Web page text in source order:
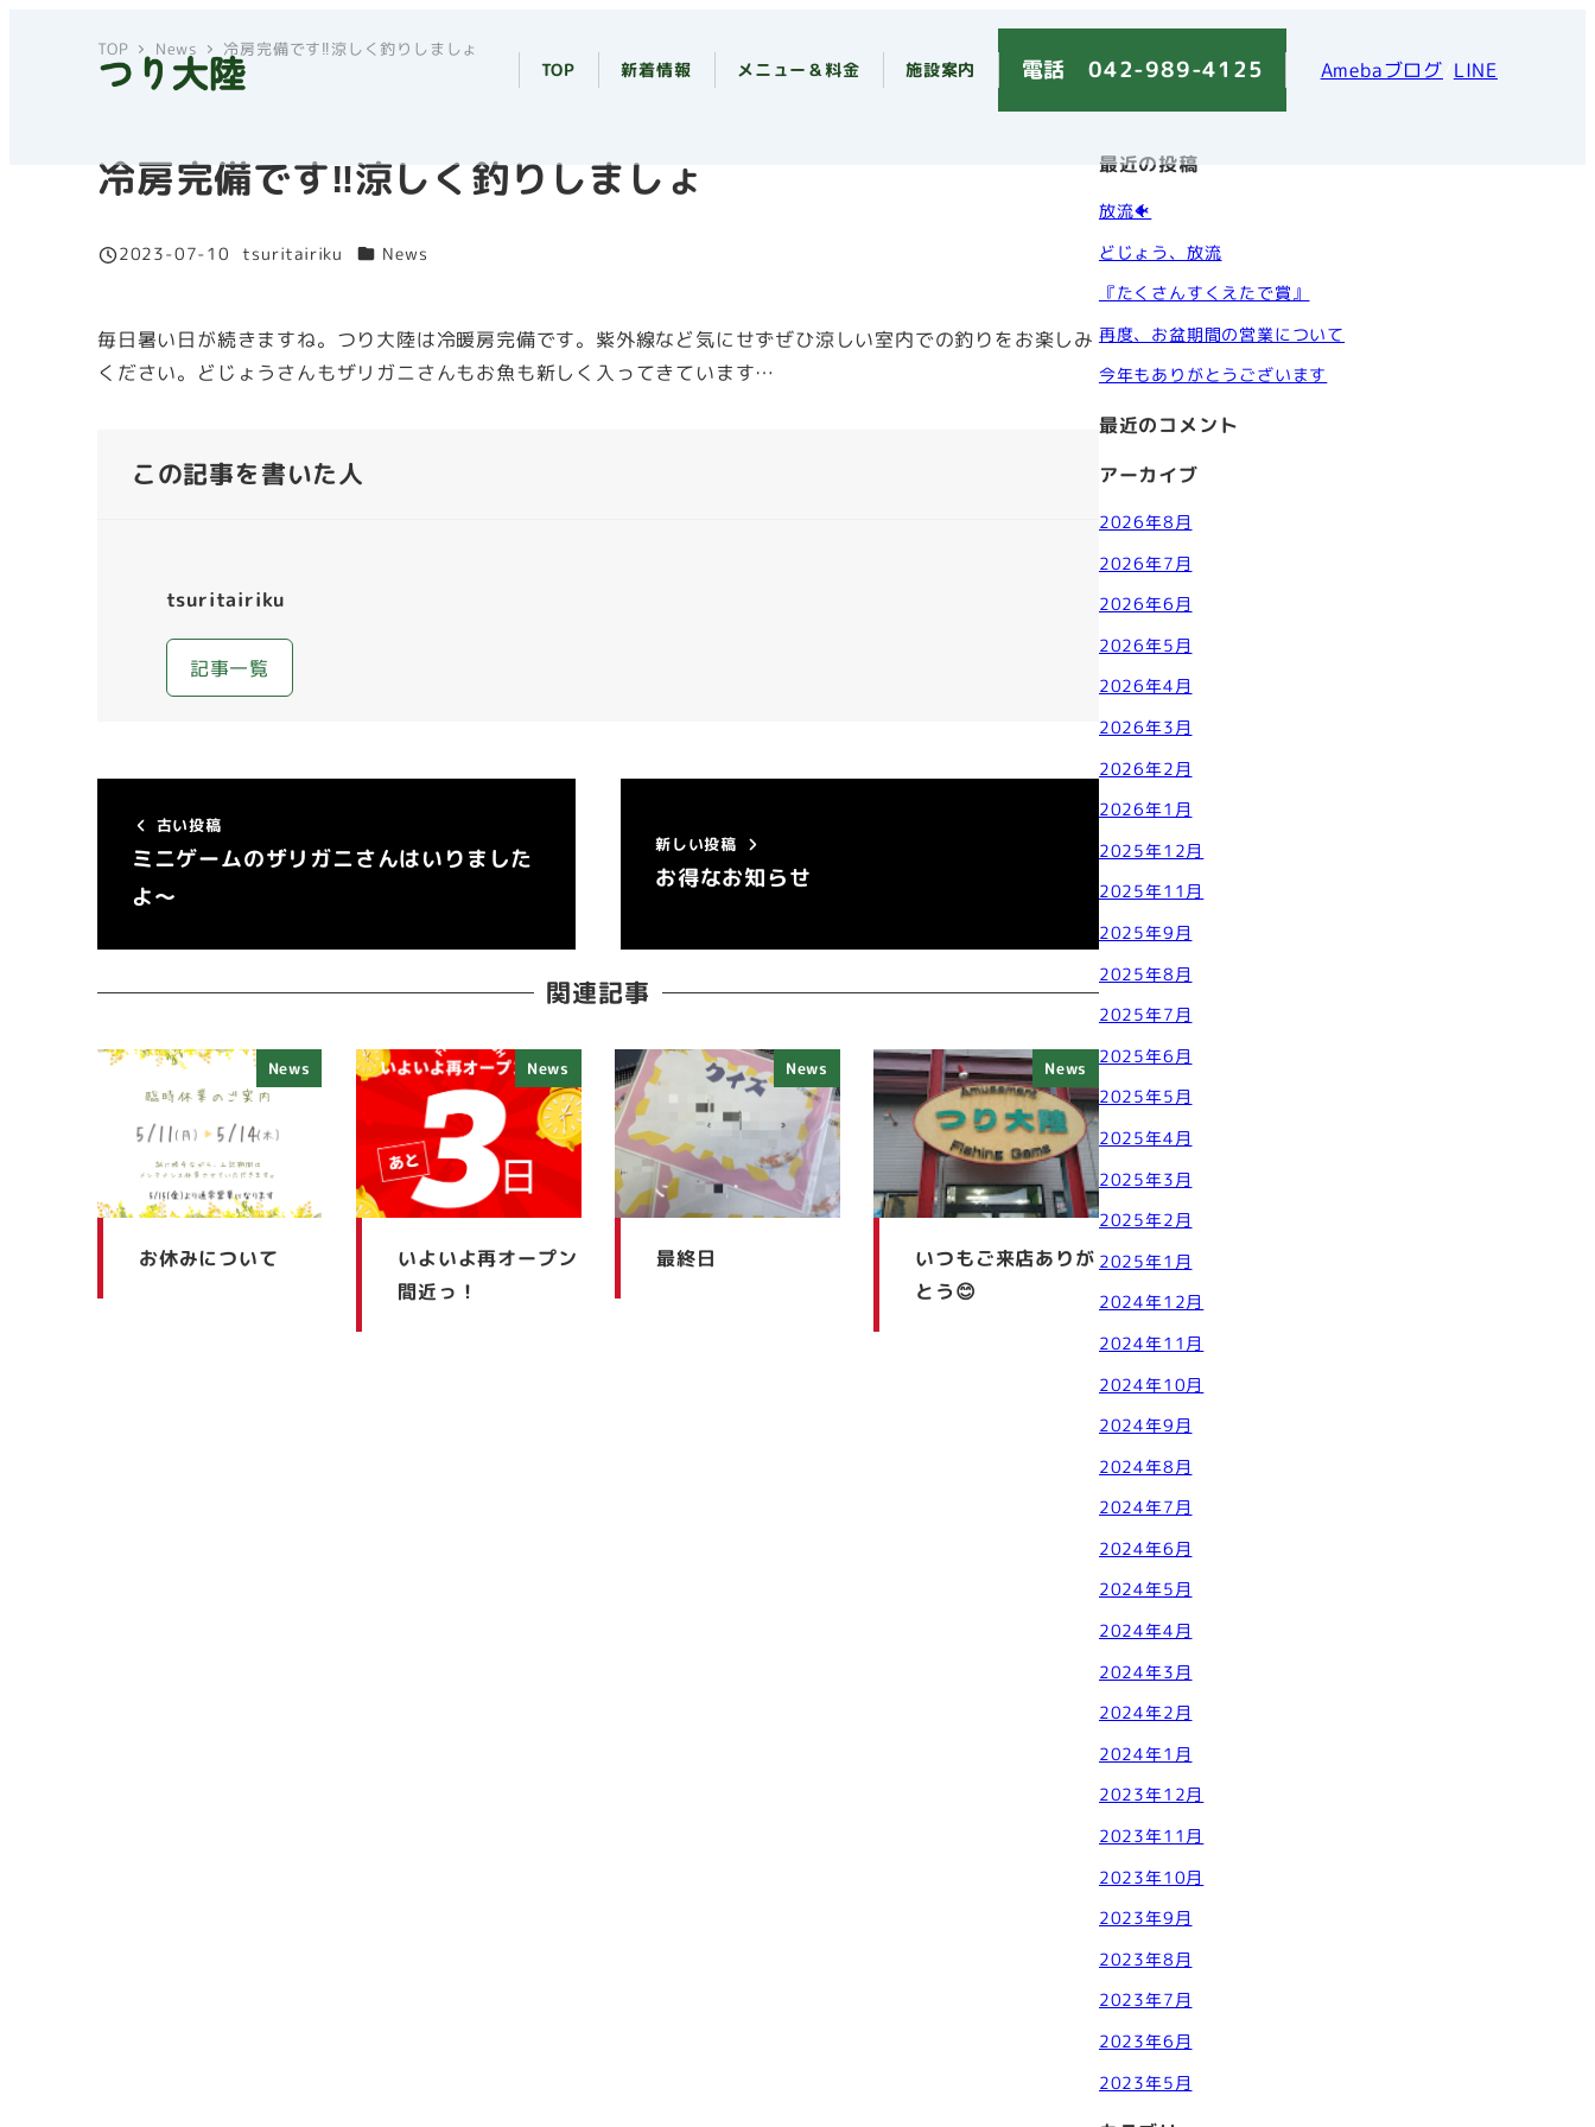
TOP 新着情報 メニュー＆料金 施設案内 電話 042-989-4125 Amebaブログ LINE
TOP News 冷房完備です‼涼しく釣りしましょ
冷房完備です‼涼しく釣りしましょ
投稿日
2023-07-10
著
tsuritairiku カテゴリー
News
毎日暑い日が続きますね。つり大陸は冷暖房完備です。紫外線など気にせずぜひ涼しい室内での釣りをお楽しみ
ください。どじょうさんもザリガニさんもお魚も新しく入ってきています…
この記事を書いた人
tsuritairiku
記事一覧
古い投稿
ミニゲームのザリガニさんはいりました
よ～
新しい投稿
お得なお知らせ
関連記事
News
お休みについて
News
いよいよ再オープン
間近っ！
News
最終日
News
いつもご来店ありが
とう😊
最近の投稿
放流🐠
どじょう、放流
『たくさんすくえたで賞』
再度、お盆期間の営業について
今年もありがとうございます
最近のコメント
アーカイブ
2026年8月
2026年7月
2026年6月
2026年5月
2026年4月
2026年3月
2026年2月
2026年1月
2025年12月
2025年11月
2025年9月
2025年8月
2025年7月
2025年6月
2025年5月
2025年4月
2025年3月
2025年2月
2025年1月
2024年12月
2024年11月
2024年10月
2024年9月
2024年8月
2024年7月
2024年6月
2024年5月
2024年4月
2024年3月
2024年2月
2024年1月
2023年12月
2023年11月
2023年10月
2023年9月
2023年8月
2023年7月
2023年6月
2023年5月